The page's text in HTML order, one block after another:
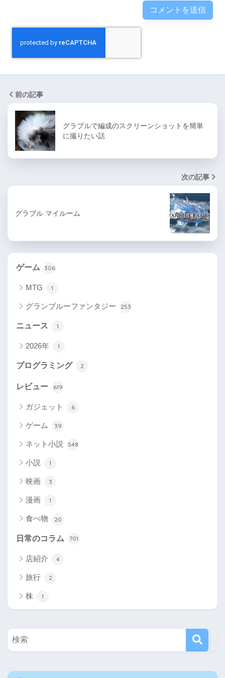
前の記事
グラブルで編成のスクリーンショットを簡単
に撮りたい話
次の記事
グラブル マイルーム
ゲーム 306
MTG 1
グランブルーファンタジー 253
ニュース 1
2026年 1
プログラミング 2
レビュー 619
ガジェット 6
ゲーム 39
ネット小説 548
小説 1
映画 3
漫画 1
食べ物 20
日常のコラム 701
店紹介 4
旅行 2
株 1